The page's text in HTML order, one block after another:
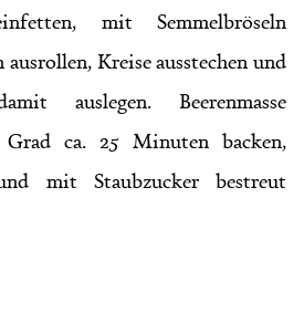
mit Semmelbröseln
ausrollen, Kreise ausstechen und
auslegen. Beerenmasse
ca. 25 Minuten backen,
mit Staubzucker bestreut